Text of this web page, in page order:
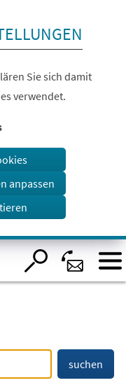
Sie sich damit
verwendet.
anpassen
suchen